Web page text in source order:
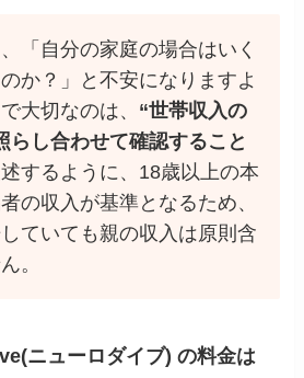
「自分の家庭の場合はいく
か？」と不安になりますよ
大切なのは、 “世帯収入の
らし合わせて確認すること
するように、18歳以上の本
の収入が基準となるため、
ていても親の収入は原則含
。
ニューロダイブ) の料金は